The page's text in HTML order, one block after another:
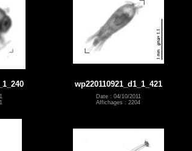
wp220110921_d1_1_421
Date : 04/10/2011
Affichages : 2204